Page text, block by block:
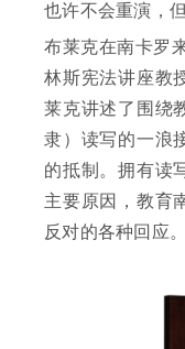
也许不会重演，
布莱克在南卡罗
林斯宪法讲座教
莱克讲述了围绕
隶）读写的一浪
的抵制。拥有读
主要原因，教育
反对的各种回应。